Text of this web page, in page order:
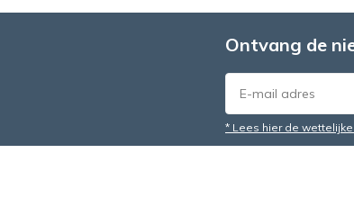
Ontvang de
* Lees hier de